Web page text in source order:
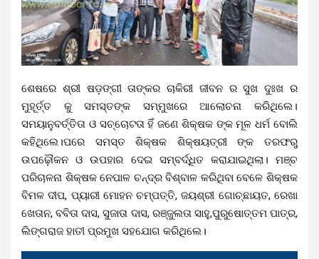
ଶେଷରେ ଶ୍ରୀ ଷଡ଼ଙ୍ଗୀ ତାଙ୍କର ଚାକିରୀ ଜୀବନ ର ସୁଖ ଦୁଃଖ ର
ମୁହୂର୍ତ୍ତ କୁ ସମସ୍ତଙ୍କ ସମ୍ମୁଖରେ ଆଲୋଚନା କରିଥିଲେ।
ସମୟାନୁବର୍ତ୍ତିତା ଓ ସଚ୍ଚୋଟତା ହିଁ ଜଣେ ଶିକ୍ଷକ ଙ୍କ ମୂଳ ଧର୍ମ ବୋଲି
କହିଥିଲେ।ପରେ ସମସ୍ତ ଶିକ୍ଷକ ଶିକ୍ଷୟତ୍ରୀ ଙ୍କ ତରଫରୁ
ଉପଢ଼ୌକନ ଓ ଉପହାର ଦେଇ ସମ୍ବର୍ଦ୍ଧିତ କରାଯାଇଥିଲା। ମଞ୍ଚ
ପରିଚାଳନା ଶିକ୍ଷକ ନେପାଳ ଚନ୍ଦ୍ର ବିଶ୍ବାଳ କରିଥିବା ବେଳେ ଶିକ୍ଷକ
ବିମଳ ଦୀପ, ପ୍ୟାରୀ ମୋହନ ଚମ୍ପତ୍ତି, ଜୟଶ୍ରୀ ଗୋଚ୍ଛାୟତ, ରେଖା
ଖେତାନ, ବବିତା ଦାସ, ସୁଜାତା ଦାସ, ରଞ୍ଜୁଲତା ସାହୁ,ପୁରୁଷୋତ୍ତମ ପାତ୍ର,
ଲିଙ୍ଗରାଜ ହାତୀ ପ୍ରମୁଖ ସହଯୋଗ କରିଥିଲେ।